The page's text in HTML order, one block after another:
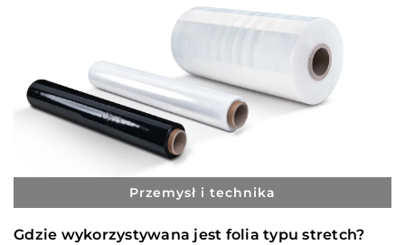
Przemysł i technika
Gdzie wykorzystywana jest folia typu stretch?